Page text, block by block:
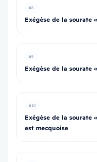
#8
Exégèse de la sourate
#9
Exégèse de la sourate
#10
Exégèse de la sourate
est mecquoise